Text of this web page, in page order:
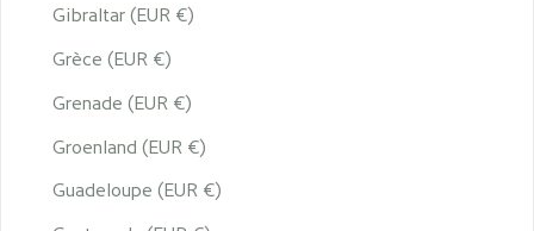
Gibraltar (EUR €)
Grèce (EUR €)
Grenade (EUR €)
Groenland (EUR €)
Guadeloupe (EUR €)